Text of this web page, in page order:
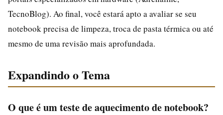
TecnoBlog). Ao final, você estará apto a avaliar se seu
notebook precisa de limpeza, troca de pasta térmica ou até
mesmo de uma revisão mais aprofundada.
Expandindo o Tema
O que é um teste de aquecimento de notebook?